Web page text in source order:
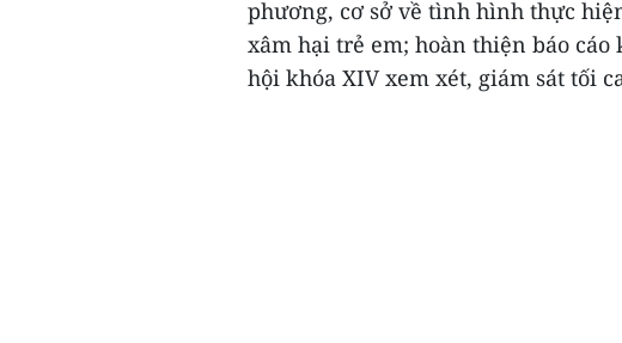
phương, cơ sở về tình hình thực
xâm hại trẻ em; hoàn thiện báo
hội khóa XIV xem xét, giám sát tối